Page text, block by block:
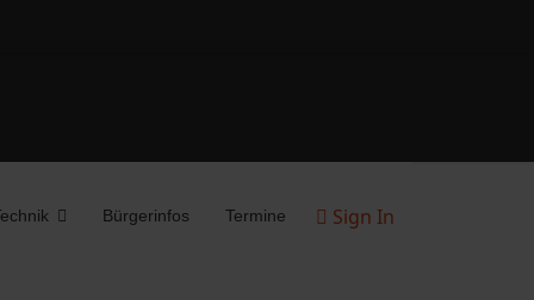
Bürgerinfos Termine Sign In